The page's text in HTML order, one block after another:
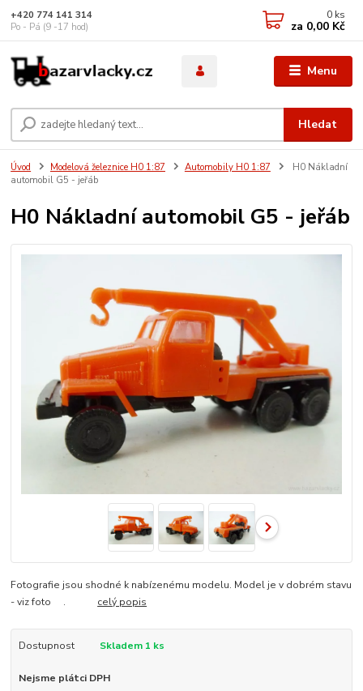
Menu
Hledat
+420 774 141 314
Po - Pá (9 -17 hod)
0 ks
za 0,00 Kč
Úvod Modelová železnice H0 1:87 Automobily H0 1:87
H0 Nákladní
automobil G5 - jeřáb
H0 Nákladní automobil G5 - jeřáb
Fotografie jsou shodné k nabízenému modelu. Model je v dobrém stavu
- viz foto . celý popis
Dostupnost Skladem 1 ks
Nejsme plátci DPH